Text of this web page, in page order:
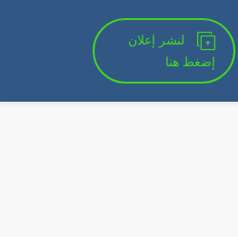
لنشر إعلان
إضغط هنا